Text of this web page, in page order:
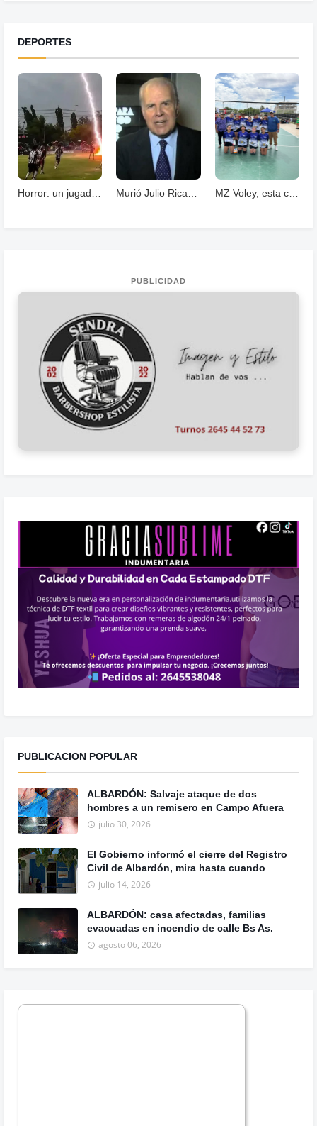
DEPORTES
MZ Voley, esta cerrando un año con grandes logros
PUBLICIDAD
PUBLICACION POPULAR
ALBARDÓN: Salvaje ataque de dos
hombres a un remisero en Campo Afuera
julio 30, 2026
El Gobierno informó el cierre del Registro
Civil de Albardón, mira hasta cuando
julio 14, 2026
ALBARDÓN: casa afectadas, familias
evacuadas en incendio de calle Bs As.
agosto 06, 2026